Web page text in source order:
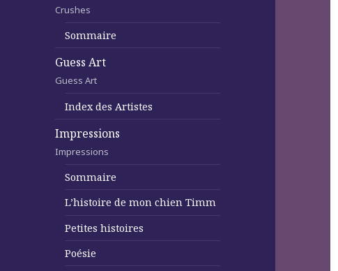
Crushes
Sommaire
Guess Art
Guess Art
Index des Artistes
Impressions
Impressions
Sommaire
L’histoire de mon chien Timm
Petites histoires
Poésie